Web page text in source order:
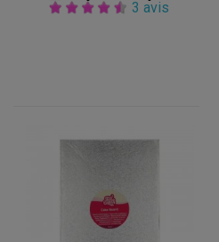
3 avis